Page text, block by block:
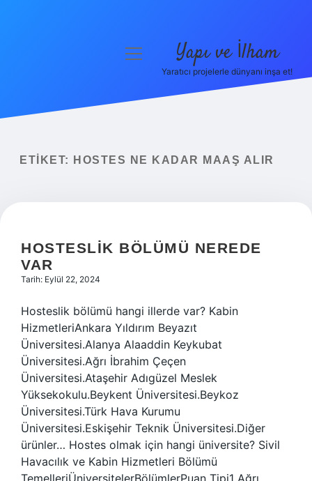
Yasal Uyarı
menüyü
Yapı ve İlham
Yaratıcı projelerle dünyanı inşa et!
ETIKET: HOSTES NE KADAR MAAŞ ALIR
HOSTESLIK BÖLÜMÜ NEREDE
VAR
Tarih: Eylül 22, 2024
Hosteslik bölümü hangi illerde var? Kabin
HizmetleriAnkara Yıldırım Beyazıt
Üniversitesi.Alanya Alaaddin Keykubat
Üniversitesi.Ağrı İbrahim Çeçen
Üniversitesi.Ataşehir Adıgüzel Meslek
Yüksekokulu.Beykent Üniversitesi.Beykoz
Üniversitesi.Türk Hava Kurumu
Üniversitesi.Eskişehir Teknik Üniversitesi.Diğer
ürünler… Hostes olmak için hangi üniversite? Sivil
Havacılık ve Kabin Hizmetleri Bölümü
TemelleriÜniversitelerBölümlerPuan Tipi1 Ağrı